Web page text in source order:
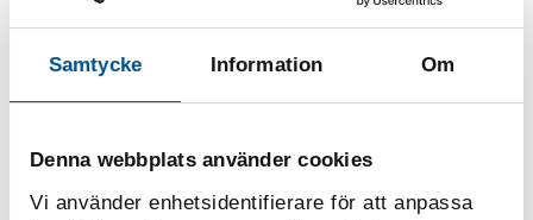
Samtycke Information Om
Denna webbplats använder cookies
Vi använder enhetsidentifierare för att anpassa
Kategori:
www.sebermedical.com/wound-documentation
Application SeeWound” som digitalt hjälpmedel för att
bedöma hur väl ett sår läker är ett utmärkt exempel på